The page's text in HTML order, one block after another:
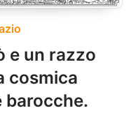
e un razzo
cosmica
barocche.